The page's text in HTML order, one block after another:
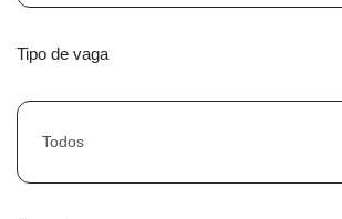
Tipo de vaga
Todos